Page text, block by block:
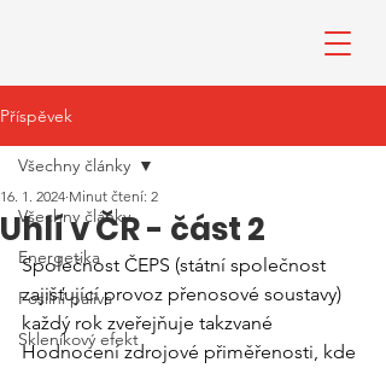
Příspěvek
Všechny články
Energetika
Fosilní paliva
Skleníkový efekt
Všechny články
Uhlí v ČR - část 2
16. 1. 2024 Minut čtení: 2
Společnost ČEPS (státní společnost
zajišťující provoz přenosové soustavy)
každý rok zveřejňuje takzvané
Hodnocení zdrojové přiměřenosti, kde